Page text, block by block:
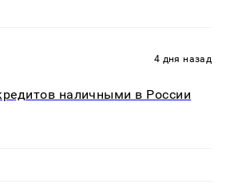
4 дня назад
наличными в России